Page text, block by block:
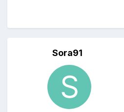
Sora91